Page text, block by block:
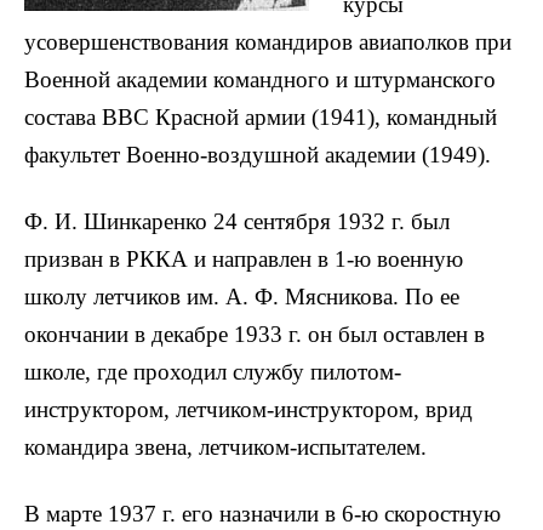
усовершенствования командиров авиаполков при
Военной академии командного и штурманского
состава ВВС Красной армии (1941), командный
факультет Военно-воздушной академии (1949).
Ф. И. Шинкаренко 24 сентября 1932 г. был
призван в РККА и направлен в 1-ю военную
школу летчиков им. А. Ф. Мясникова. По ее
окончании в декабре 1933 г. он был оставлен в
школе, где проходил службу пилотом-
инструктором, летчиком-инструктором, врид
командира звена, летчиком-испытателем.
В марте 1937 г. его назначили в 6-ю скоростную